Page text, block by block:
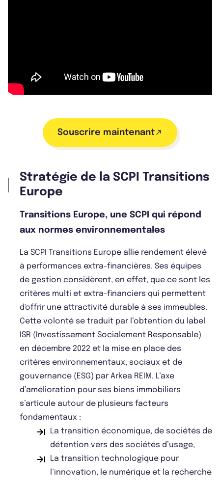
Souscrire maintenant
Stratégie de la SCPI Transitions
Europe
Transitions Europe, une SCPI qui répond
aux normes environnementales
La SCPI Transitions Europe allie rendement élevé
à performances extra-financières. Ses équipes
de gestion considèrent, en effet, que ce sont les
critères multi et extra-financiers qui permettent
d'offrir une attractivité durable à ses immeubles.
Cette volonté se traduit par l’obtention du label
ISR (Investissement Socialement Responsable)
en décembre 2022 et la mise en place des
critères environnementaux, sociaux et de
gouvernance (ESG) par Arkea REIM. L’axe
d’amélioration pour ses biens immobiliers
s’articule autour de plusieurs facteurs
fondamentaux :
La transition économique, de sociétés de
détention vers des sociétés d’usage,
La transition technologique pour
l’innovation, le numérique et la recherche